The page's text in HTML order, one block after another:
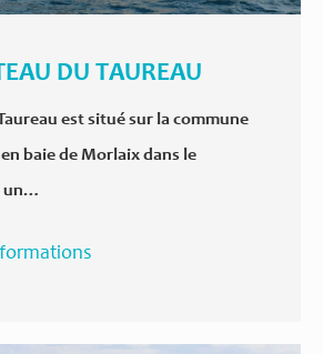
DU TAUREAU
est situé sur la commune
baie de Morlaix dans le
un…